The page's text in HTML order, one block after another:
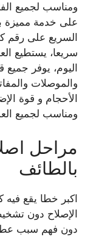
ومناسب لجميع
على خدمة مميزة
السريع على رقم
سريعا، يستطيع
اليوم، يوفر جميع
والموصلات
الأحجام و قوة
ومناسب لجميع
مراحل
بالطائف
اكبر خطا يقع فيه
الإصلاح دون
دون فهم سبب